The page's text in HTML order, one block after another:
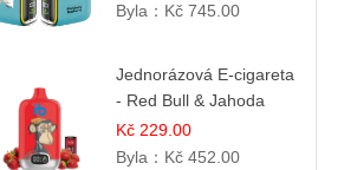
Byla： Kč 745.00
Jednorázová E-cigareta
- Red Bull & Jahoda
Kč 229.00
Byla： Kč 452.00